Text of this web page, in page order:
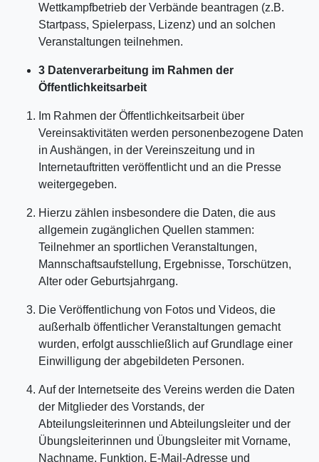
Wettkampfbetrieb der Verbände beantragen (z.B.
Startpass, Spielerpass, Lizenz) und an solchen
Veranstaltungen teilnehmen.
3 Datenverarbeitung im Rahmen der
Öffentlichkeitsarbeit
Im Rahmen der Öffentlichkeitsarbeit über
Vereinsaktivitäten werden personenbezogene Daten
in Aushängen, in der Vereinszeitung und in
Internetauftritten veröffentlicht und an die Presse
weitergegeben.
Hierzu zählen insbesondere die Daten, die aus
allgemein zugänglichen Quellen stammen:
Teilnehmer an sportlichen Veranstaltungen,
Mannschaftsaufstellung, Ergebnisse, Torschützen,
Alter oder Geburtsjahrgang.
Die Veröffentlichung von Fotos und Videos, die
außerhalb öffentlicher Veranstaltungen gemacht
wurden, erfolgt ausschließlich auf Grundlage einer
Einwilligung der abgebildeten Personen.
Auf der Internetseite des Vereins werden die Daten
der Mitglieder des Vorstands, der
Abteilungsleiterinnen und Abteilungsleiter und der
Übungsleiterinnen und Übungsleiter mit Vorname,
Nachname, Funktion, E-Mail-Adresse und